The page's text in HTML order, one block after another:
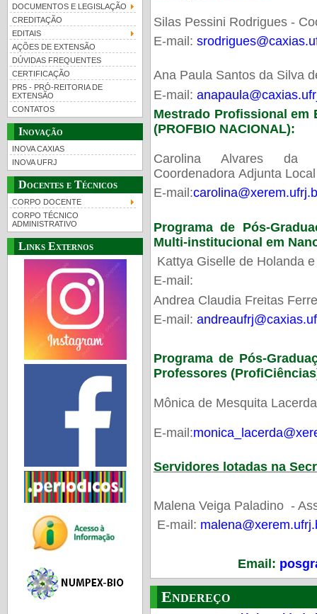
DOCUMENTOS E LEGISLAÇÃO
CREDITAÇÃO
EDITAIS
AÇÕES DE EXTENSÃO
DÚVIDAS FREQUENTES
CERTIFICAÇÃO
PR5 - PRÓ-REITORIA DE
EXTENSÃO
CONTATOS
Inovação
INOVA CAXIAS
INOVA UFRJ
Docentes e Técnicos
CORPO DOCENTE
CORPO TÉCNICO
ADMINISTRATIVO
Links Externos
Silas Pessini Rodrigues -
E-mail:
Ana Paula Santos da Silva
E-mail:
Mestrado Profissional em
(PROFBIO NACIONAL):
Carolina Alvares
Coordenadora Adjunta Local
E-mail:
Programa de Pós-
Multi-institucional em
Kattya Giselle de Holanda
E-mail:
Andrea Claudia Freitas
E-mail:
Programa de Pós-
Professores
Mônica de Mesquita
E-mail:
Servidores lotadas na
Malena Veiga Paladino -
E-mail:
Email:
Endereço